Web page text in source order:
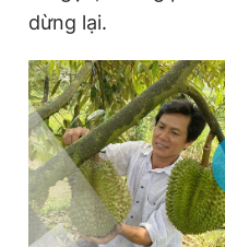
dừng lại.